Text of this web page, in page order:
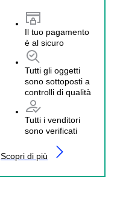
Il tuo pagamento
è al sicuro
Tutti gli oggetti
sono sottoposti a
controlli di qualità
Tutti i venditori
sono verificati
Scopri di più